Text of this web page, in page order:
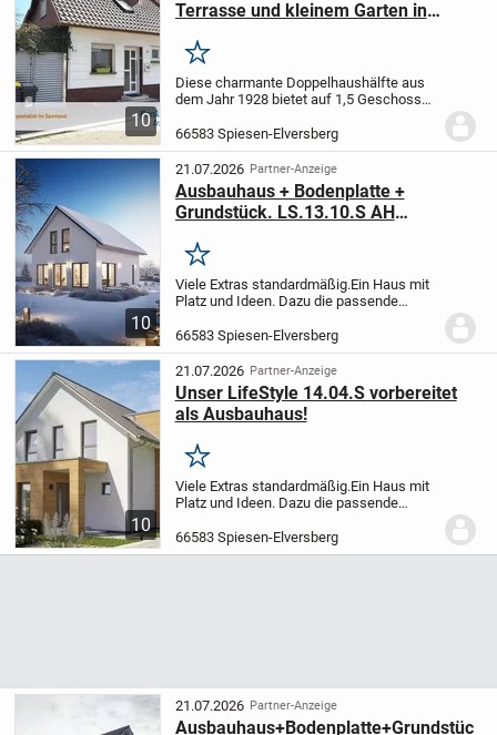
10
Terrasse und kleinem Garten in
Merken
Diese charmante Doppelhaushälfte aus
dem Jahr 1928 bietet auf 1,5 Geschossen
praktischem Zuschnitt und angenehmer
Wohnatmosphäre. Der kleine
Wohnzimmeranbau aus den 1980er...
66583 Spiesen-Elversberg
10
21.07.2026 Partner-Anzeige
Ausbauhaus + Bodenplatte +
Grundstück. LS.13.10.S AH
Merken
Viele Extras standardmäßig.Ein Haus mit
Platz und Ideen. Dazu die passende
Niedrigenergiespar-Haus erfüllt alle
Anforderungen, die eine Familie an Platz
und Ausstattun...
66583 Spiesen-Elversberg
10
21.07.2026 Partner-Anzeige
Unser LifeStyle 14.04.S vorbereitet
als Ausbauhaus!
Merken
Viele Extras standardmäßig.Ein Haus mit
Platz und Ideen. Dazu die passende
Niedrigenergiespar-Haus erfüllt alle
Anforderungen, die eine Familie an Platz
66583 Spiesen-Elversberg
21.07.2026 Partner-Anzeige
Ausbauhaus+Bodenplatte+Grundstüc